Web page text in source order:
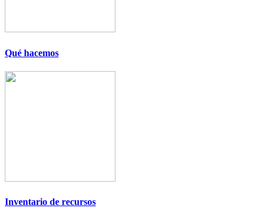
Qué hacemos
Inventario de recursos